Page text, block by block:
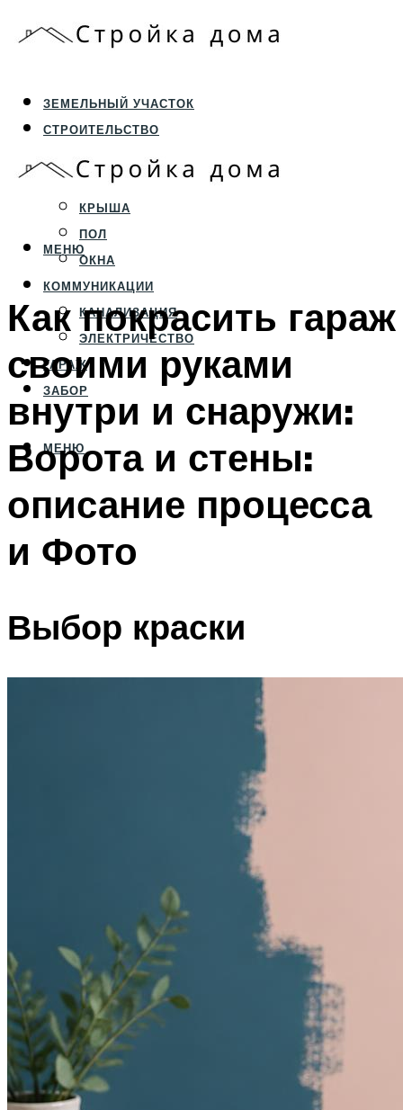
ЗЕМЕЛЬНЫЙ УЧАСТОК
СТРОИТЕЛЬСТВО
ФУНДАМЕНТ И ЦОКОЛЬ
ПЕРЕКРЫТИЯ И СТЕНЫ
КРЫША
ПОЛ
ОКНА
КОММУНИКАЦИИ
КАНАЛИЗАЦИЯ
ЭЛЕКТРИЧЕСТВО
ГАРАЖ
ЗАБОР
МЕНЮ
МЕНЮ
Как покрасить гараж
своими руками
внутри и снаружи:
Ворота и стены:
описание процесса
и Фото
Выбор краски